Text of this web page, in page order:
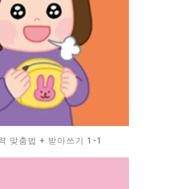
맞춤법 + 받아쓰기 1-1